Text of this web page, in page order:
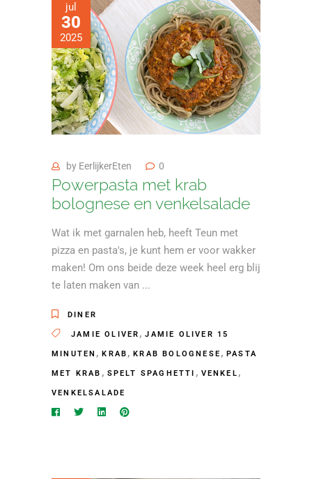
jul
30
2025
by EerlijkerEten 0
Powerpasta met krab
bolognese en venkelsalade
Wat ik met garnalen heb, heeft Teun met
pizza en pasta's, je kunt hem er voor wakker
maken! Om ons beide deze week heel erg blij
te laten maken van
DINER
JAMIE OLIVER ,JAMIE OLIVER 15
MINUTEN ,KRAB ,KRAB BOLOGNESE ,PASTA
MET KRAB , SPELT SPAGHETTI , VENKEL ,
VENKELSALADE